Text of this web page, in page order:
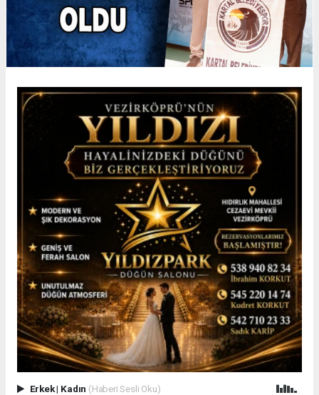
Erkek| Kadın (Haberi Sesli Oku)